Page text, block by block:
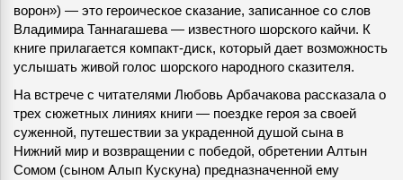
ворон») — это героическое сказание, записанное со слов
Владимира Таннагашева — известного шорского кайчи. К
книге прилагается компакт-диск, который дает возможность
услышать живой голос шорского народного сказителя.
На встрече с читателями Любовь Арбачакова рассказала о
трех сюжетных линиях книги — поездке героя за своей
суженной, путешествии за украденной душой сына в
Нижний мир и возвращении с победой, обретении Алтын
Сомом (сыном Алып Кускуна) предназначенной ему